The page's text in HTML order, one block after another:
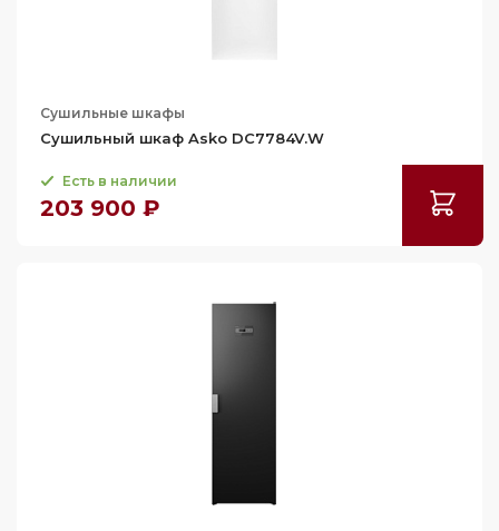
Сушильные шкафы
Сушильный шкаф Asko DC7784V.W
Есть в наличии
203 900 ₽